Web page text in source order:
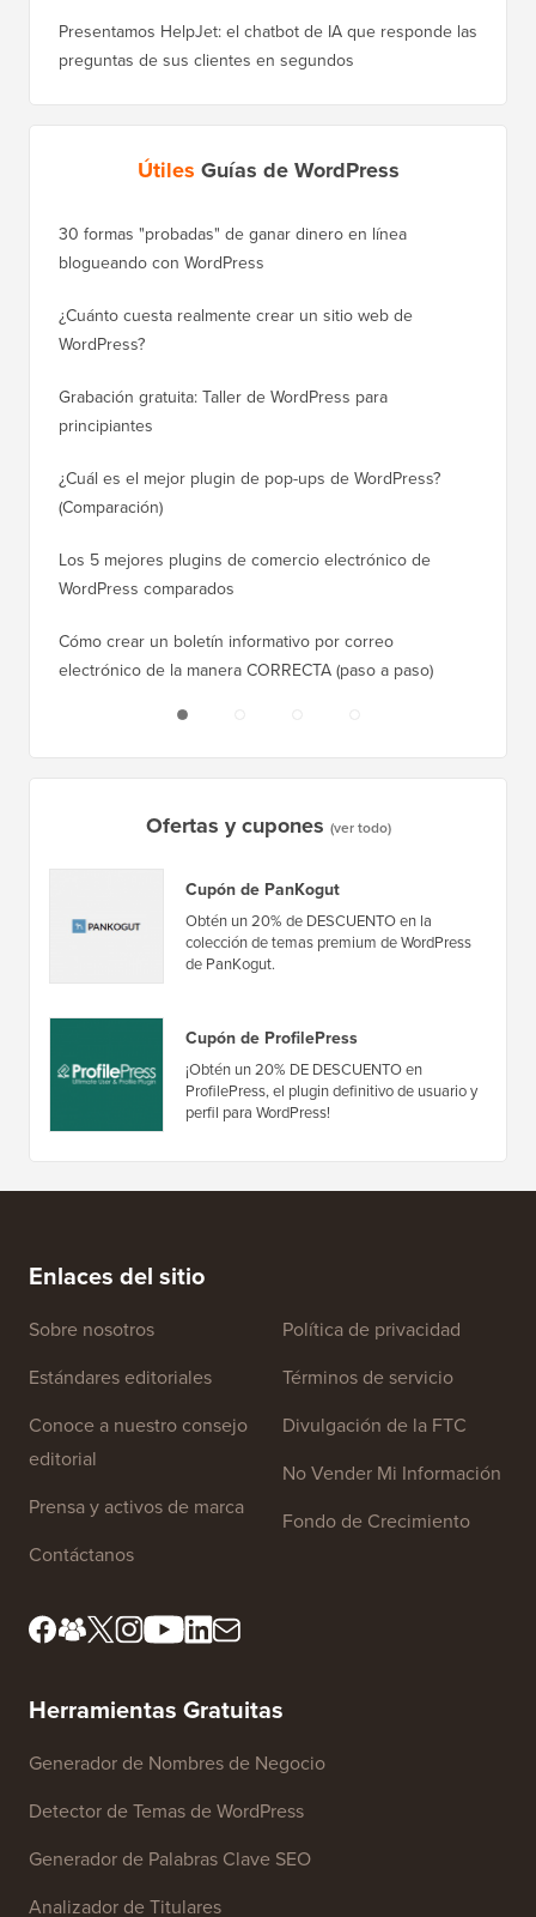
Presentamos HelpJet: el chatbot de IA que responde las
preguntas de sus clientes en segundos
Útiles Guías de WordPress
30 formas "probadas" de ganar dinero en línea
blogueando con WordPress
¿Cuánto cuesta realmente crear un sitio web de
WordPress?
Grabación gratuita: Taller de WordPress para
principiantes
¿Cuál es el mejor plugin de pop-ups de WordPress?
(Comparación)
Los 5 mejores plugins de comercio electrónico de
WordPress comparados
Cómo crear un boletín informativo por correo
electrónico de la manera CORRECTA (paso a paso)
Ofertas y cupones (ver todo)
Cupón de PanKogut
Obtén un 20% de DESCUENTO en la
colección de temas premium de WordPress
de PanKogut.
Cupón de ProfilePress
¡Obtén un 20% DE DESCUENTO en
ProfilePress, el plugin definitivo de usuario y
perfil para WordPress!
Enlaces del sitio
Sobre nosotros
Estándares editoriales
Conoce a nuestro consejo
editorial
Prensa y activos de marca
Contáctanos
Política de privacidad
Términos de servicio
Divulgación de la FTC
No Vender Mi Información
Fondo de Crecimiento
Herramientas Gratuitas
Generador de Nombres de Negocio
Detector de Temas de WordPress
Generador de Palabras Clave SEO
Analizador de Titulares